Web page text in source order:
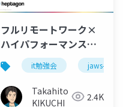
フルリモートワーク×
ハイパフォーマンスを
支える企業文化とタス
ク管理@JBUG東北#1 +
JAWS-UGいわて
(2024.10.19)
it勉強会 jaws-ug
Takahito
KIKUCHI
2.4K